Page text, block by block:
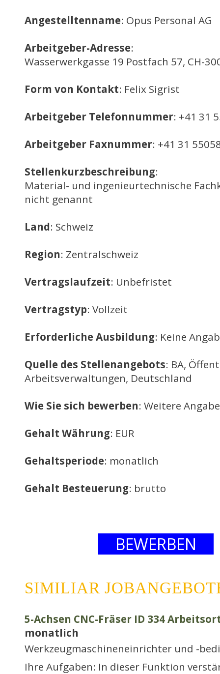
Angestelltenname: Opus Personal AG
Arbeitgeber-Adresse:
Wasserwerkgasse 19 Postfach 57, CH-
Form von Kontakt: Felix Sigrist
Arbeitgeber Telefonnummer: +41 31
Arbeitgeber Faxnummer: +41 31
Stellenkurzbeschreibung:
Material- und ingenieurtechnische
nicht genannt
Land: Schweiz
Region: Zentralschweiz
Vertragslaufzeit: Unbefristet
Vertragstyp: Vollzeit
Erforderliche Ausbildung: Keine
Quelle des Stellenangebots: BA,
Arbeitsverwaltungen, Deutschland
Wie Sie sich bewerben: Weitere
Gehalt Währung: EUR
Gehaltsperiode: monatlich
Gehalt Besteuerung: brutto
BEWERBEN
SIMILIAR
5-Achsen CNC-Fräser ID 334
monatlich
Werkzeugmaschineneinrichter und -
Ihre Aufgaben: In dieser Funktion